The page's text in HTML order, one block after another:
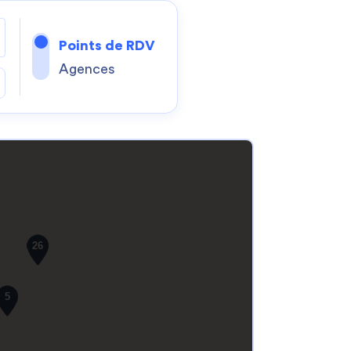
Points de RDV
Agences
26
5